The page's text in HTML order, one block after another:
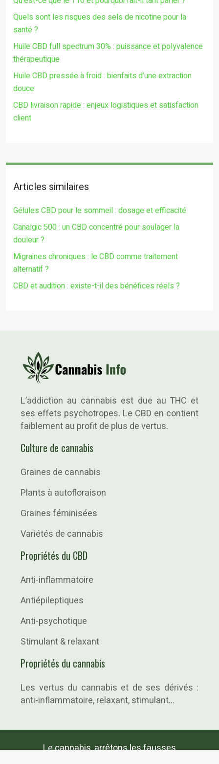
Quels sont les risques des sels de nicotine pour la
santé ?
Huile CBD full spectrum 30% : puissance et polyvalence
thérapeutique
Huile CBD pressée à froid : bienfaits d’une extraction
douce
CBD livraison rapide : enjeux logistiques et satisfaction
client
Articles similaires
Gélules CBD pour le sommeil : dosage et efficacité
Canalgic 500 : un CBD concentré pour soulager la
douleur ?
Migraines chroniques : le CBD comme traitement
alternatif ?
CBD et audition : existe-t-il des bénéfices réels ?
L’addiction au cannabis est due au THC et
ses effets psychotropes. Le CBD en contient
faiblement au profit de plus de vertus.
Culture de cannabis
Graines de cannabis
Plants à autofloraison
Graines féminisées
Variétés de cannabis
Propriétés du CBD
Anti-inflammatoire
Antiépileptiques
Anti-psychotique
Stimulant & relaxant
Propriétés du cannabis
Les vertus du cannabis et de ses dérivés :
anti-inflammatoire, relaxant, stimulant…
Le cannabis, arrêtons les fausses